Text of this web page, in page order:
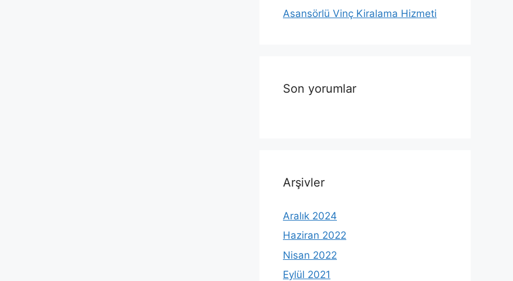
Asansörlü Vinç Kiralama Hizmeti
Son yorumlar
Arşivler
Aralık 2024
Haziran 2022
Nisan 2022
Eylül 2021